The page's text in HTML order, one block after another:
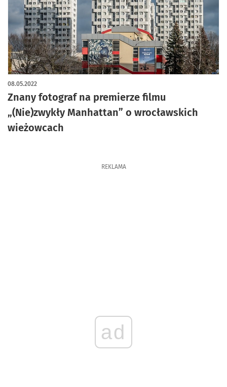
Znany fotograf na premierze filmu
„(Nie)zwykły Manhattan” o wrocławskich
wieżowcach
08.05.2022
REKLAMA
ad